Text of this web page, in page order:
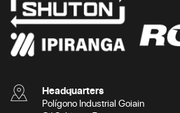
Headquarters
Polígono Industrial Goiain